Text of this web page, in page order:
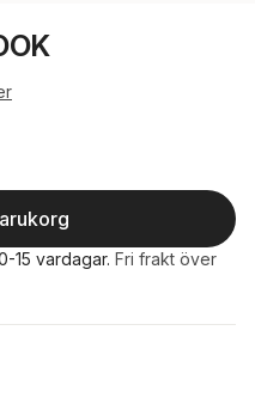
15 vardagar. Fri frakt över